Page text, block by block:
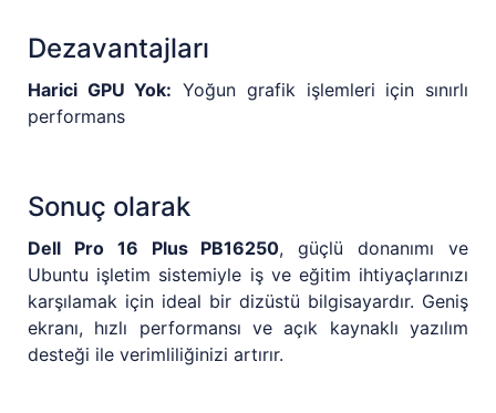
Dezavantajları
Harici GPU Yok: Yoğun grafik işlemleri için sınırlı
performans
Sonuç olarak
Dell Pro 16 Plus PB16250, güçlü donanımı ve
Ubuntu işletim sistemiyle iş ve eğitim ihtiyaçlarınızı
karşılamak için ideal bir dizüstü bilgisayardır. Geniş
ekranı, hızlı performansı ve açık kaynaklı yazılım
desteği ile verimliliğinizi artırır.